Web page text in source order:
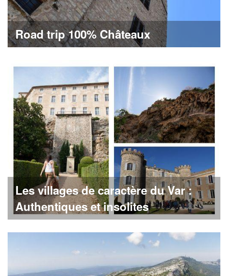
Road trip 100% Châteaux
Les villages de caractère du Var :
Authentiques et insolites